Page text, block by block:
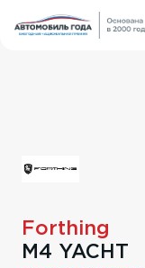
Forthing
М4 YACHT